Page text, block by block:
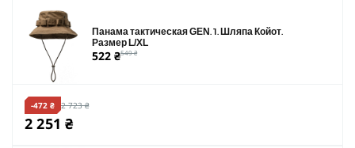
Панама тактическая GEN. 1. Шляпа Койот.
Размер L/XL
522 ₴549 ₴
-472 ₴ 2 723 ₴
2 251 ₴